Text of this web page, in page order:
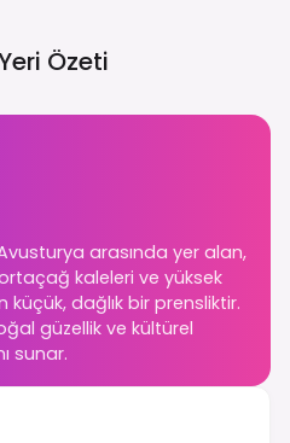
Özeti
arasında yer alan,
kaleleri ve yüksek
dağlık bir prensliktir.
güzellik ve kültürel
sunar.